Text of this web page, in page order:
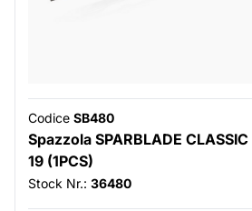
Codice SB480
Spazzola SPARBLADE
19 (1PCS)
Stock Nr.: 36480